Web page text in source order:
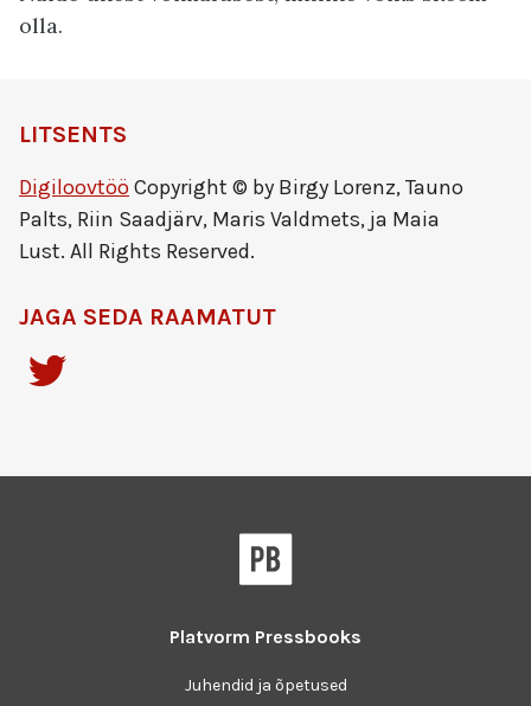
olla.
LITSENTS
DigiloovtööCopyright © by Birgy Lorenz, Tauno
Palts, Riin Saadjärv, Maris Valdmets, ja Maia
Lust. All Rights Reserved.
JAGA SEDA RAAMATUT
Platvorm Pressbooks
Juhendid ja õpetused